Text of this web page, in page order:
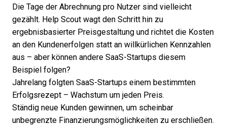
Die Tage der Abrechnung pro Nutzer sind vielleicht
gezählt. Help Scout wagt den Schritt hin zu
ergebnisbasierter Preisgestaltung und richtet die Kosten
an den Kundenerfolgen statt an willkürlichen Kennzahlen
aus – aber können andere SaaS-Startups diesem
Beispiel folgen?
Jahrelang folgten SaaS-Startups einem bestimmten
Erfolgsrezept – Wachstum um jeden Preis.
Ständig neue Kunden gewinnen, um scheinbar
unbegrenzte Finanzierungsmöglichkeiten zu erschließen.